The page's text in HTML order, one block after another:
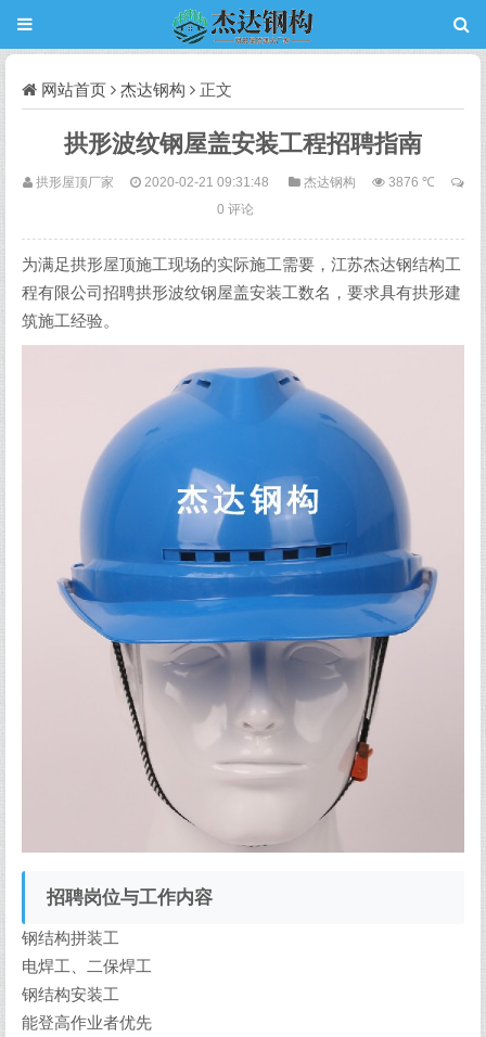
网站首页 杰达钢构 正文
拱形波纹钢屋盖安装工程招聘指南
拱形屋顶厂家 2020-02-21 09:31:48 杰达钢构
3876 ℃
0 评论
为满足拱形屋顶施工现场的实际施工需要，江苏杰达钢结构工
程有限公司招聘拱形波纹钢屋盖安装工数名，要求具有拱形建
筑施工经验。
招聘岗位与工作内容
钢结构拼装工
电焊工、二保焊工
钢结构安装工
能登高作业者优先